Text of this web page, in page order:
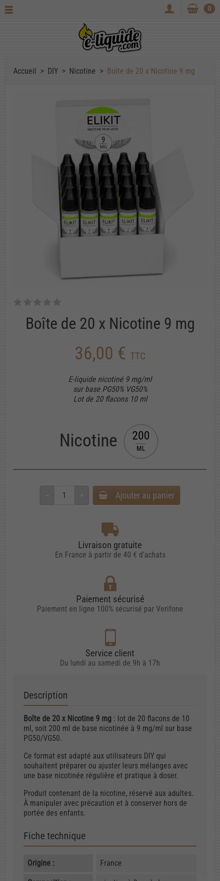
0
Accueil DIY Nicotine Boîte de 20 x Nicotine 9 mg
Boîte de 20 x Nicotine 9 mg
36,00 € TTC
E-liquide nicotiné 9 mg/ml
sur base PG50% VG50%
Lot de 20 flacons 10 ml
Nicotine 200
ML
Ajouter au panier
Livraison gratuite
En France à partir de 40 € d'achats
Paiement sécurisé
Paiement en ligne 100% sécurisé par Verifone
Service client
Du lundi au samedi de 9h à 17h
Description
Boîte de 20 x Nicotine 9 mg : lot de 20 flacons de 10
ml, soit 200 ml de base nicotinée à 9 mg/ml sur base
PG50/VG50.
Ce format est adapté aux utilisateurs DIY qui
souhaitent préparer ou ajuster leurs mélanges avec
une base nicotinée régulière et pratique à doser.
Produit contenant de la nicotine, réservé aux adultes.
À manipuler avec précaution et à conserver hors de
portée des enfants.
Fiche technique
Origine : France